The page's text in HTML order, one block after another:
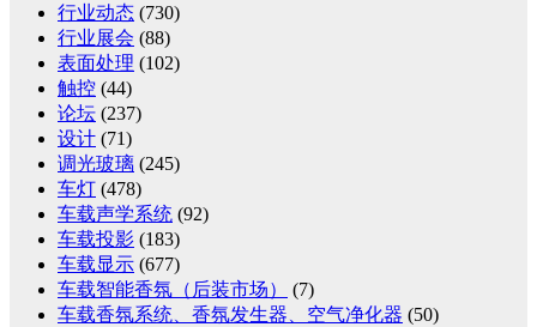
行业动态 (730)
行业展会 (88)
表面处理 (102)
触控 (44)
论坛 (237)
设计 (71)
调光玻璃 (245)
车灯 (478)
车载声学系统 (92)
车载投影 (183)
车载显示 (677)
车载智能香氛（后装市场）
(7)
车载香氛系统、香氛发生器、空气净化器 (50)